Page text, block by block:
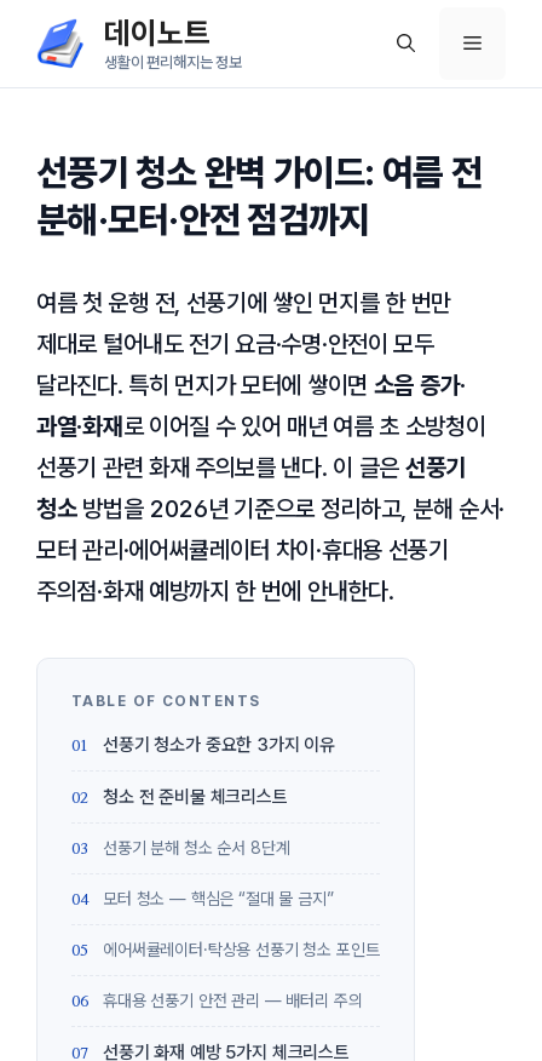
츠
데이노트
생활이 편리해지는 정보
메
선풍기 청소 완벽 가이드: 여름 전
분해·모터·안전 점검까지
여름 첫 운행 전, 선풍기에 쌓인 먼지를 한 번만
제대로 털어내도 전기 요금·수명·안전이 모두
달라진다. 특히 먼지가 모터에 쌓이면 소음 증가·
과열·화재로 이어질 수 있어 매년 여름 초 소방청이
선풍기 관련 화재 주의보를 낸다. 이 글은 선풍기
청소방법을 2026년 기준으로 정리하고, 분해 순서·
모터 관리·에어써큘레이터 차이·휴대용 선풍기
주의점·화재 예방까지 한 번에 안내한다.
선풍기 청소가 중요한 3가지 이유
청소 전 준비물 체크리스트
선풍기 분해 청소 순서 8단계
모터 청소 — 핵심은 “절대 물 금지”
에어써큘레이터·탁상용 선풍기 청소 포인트
휴대용 선풍기 안전 관리 — 배터리 주의
선풍기 화재 예방 5가지 체크리스트